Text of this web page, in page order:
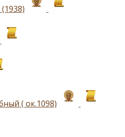
( ок.1098)